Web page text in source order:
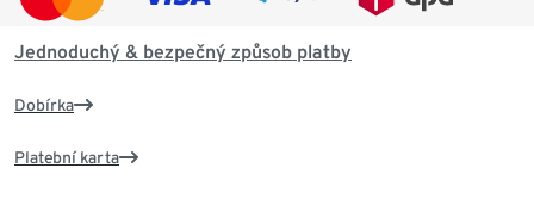
Jednoduchý & bezpečný způsob platby
Dobírka
Platební karta